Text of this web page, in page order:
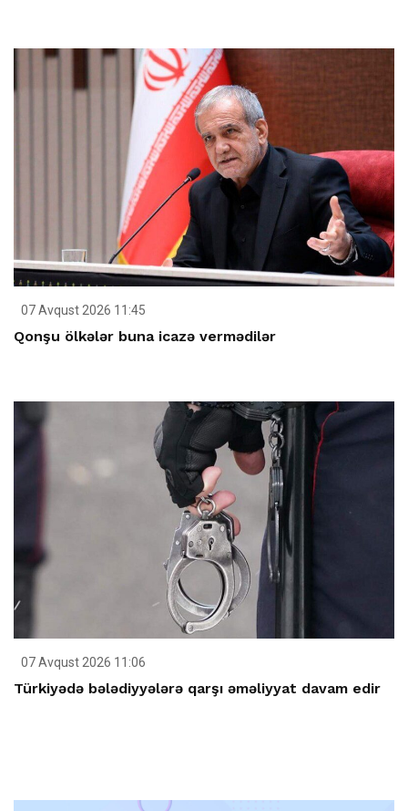
07 Avqust 2026 11:45
Qonşu ölkələr buna icazə vermədilər
07 Avqust 2026 11:06
Türkiyədə bələdiyyələrə qarşı əməliyyat davam edir